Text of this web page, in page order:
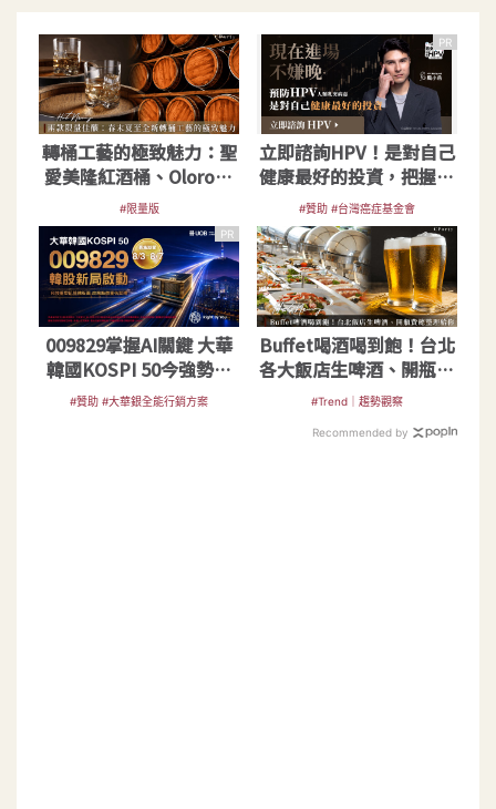
轉桶工藝的極致魅力：聖
愛美隆紅酒桶、Oloroso
雪莉單桶
#限量版
PR
立即諮詢HPV！是對自己
健康最好的投資，把握現
在不嫌晚！
#贊助 #台灣癌症基金會
PR
009829掌握AI關鍵 大華
韓國KOSPI 50今強勢開
募
#贊助 #大華銀全能行銷方案
Buffet喝酒喝到飽！台北
各大飯店生啤酒、開瓶費
總整理
#Trend｜趨勢觀察
Recommended by